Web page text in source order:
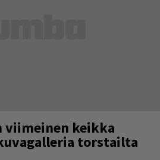
viimeinen keikka
torstailta